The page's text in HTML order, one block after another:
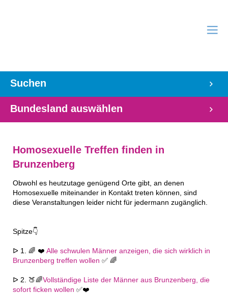
Suchen
Bundesland auswählen
Homosexuelle Treffen finden in
Brunzenberg
Obwohl es heutzutage genügend Orte gibt, an denen
Homosexuelle miteinander in Kontakt treten können, sind
diese Veranstaltungen leider nicht für jedermann zugänglich.
Spitze👇
ᐅ 1. 🌈 ❤️ Alle schwulen Männer anzeigen, die sich wirklich in
Brunzenberg treffen wollen ✅ 🌈
ᐅ 2. 🍑🌈Vollständige Liste der Männer aus Brunzenberg, die
sofort ficken wollen ✅❤️